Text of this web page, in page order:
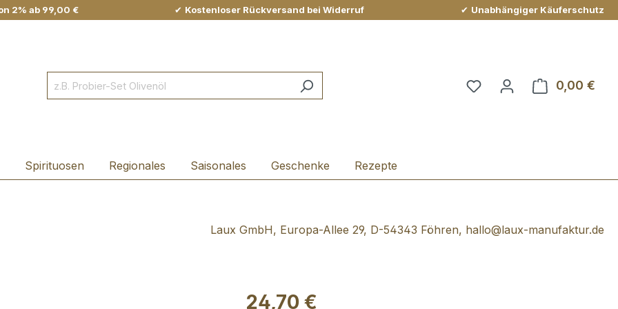
2% ab 99,00 € ✔ Kostenloser Rückversand bei Widerruf ✔ Unabhängiger Käuferschutz
Du hast 0 Produkte auf
0,00 €
Spirituosen Regionales Saisonales Geschenke Rezepte
Laux GmbH, Europa-Allee 29, D-54343 Föhren, hallo@laux-manufaktur.de
24,70 €